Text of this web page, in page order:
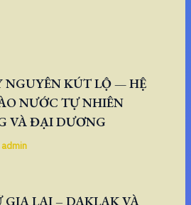
NGUYÊN KÚT LỘ — HỆ
NƯỚC TỰ NHIÊN
VÀ ĐẠI DƯƠNG
admin
GIA LAI – DAKLAK VÀ